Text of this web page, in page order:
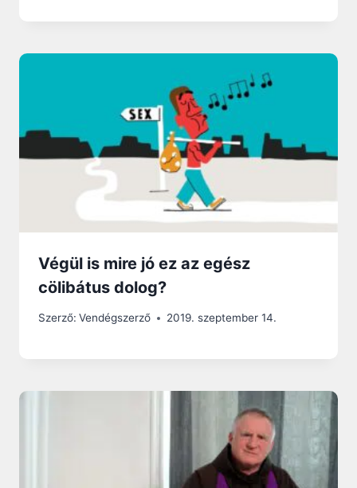
Végül is mire jó ez az egész
cölibátus dolog?
Szerző: Vendégszerző 2019. szeptember 14.